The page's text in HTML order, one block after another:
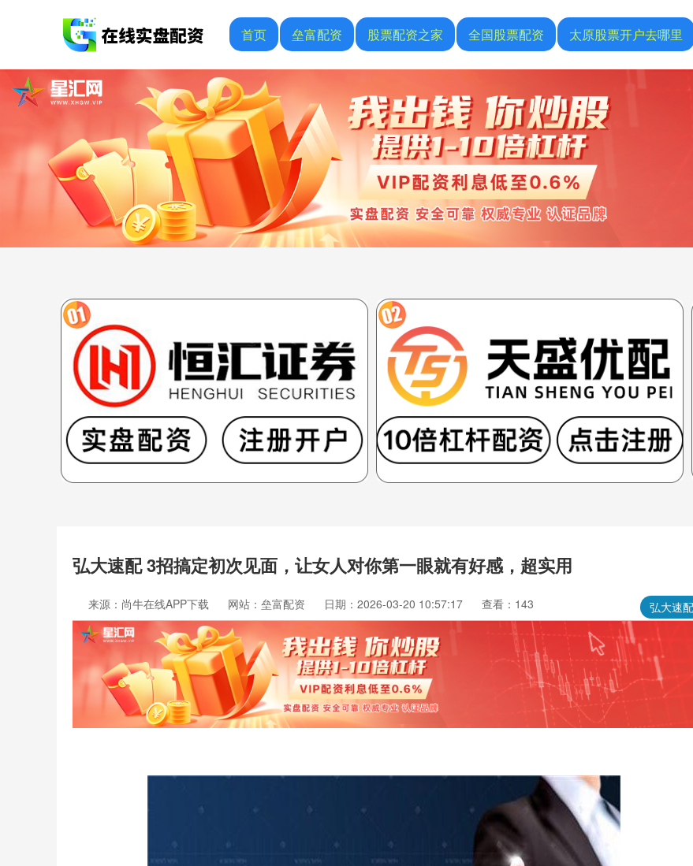
首页 垒富配资 股票配资之家 全国股票配资 太原股票开户去哪里
弘大速配 3招搞定初次见面，让女人对你第一眼就有好感，超实用
弘大速配
来源：尚牛在线APP下载 网站：垒富配资 日期：2026-03-20 10:57:17 查看：143